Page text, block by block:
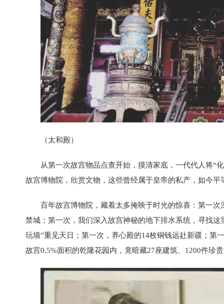
（太和殿）
从第一次故宫物品点查开始，摸清家底，一代代人将“
故宫博物院，欣赏文物，这些曾经属于皇帝的私产，如今平
百年故宫博物院，藏着太多掩映于时光的惊喜：第一
禁城；第一次，我们深入故宫神秘的地下排水系统，寻找
玩墙”重见天日；第一次，养心殿的14枚铜钱远赴新疆；第
故宫0.5%面积的乾隆花园内，竟暗藏27座建筑、1200件珍